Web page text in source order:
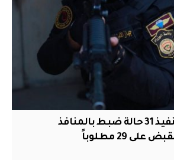
الأمن الوطني: تنفيذ 31 حالة ضبط بالمنافذ
29 مطلوباً